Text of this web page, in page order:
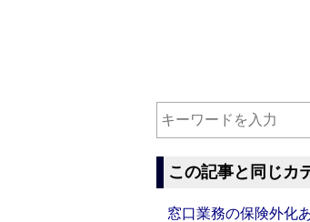
この記事と同じカ
窓口業務の保険外化